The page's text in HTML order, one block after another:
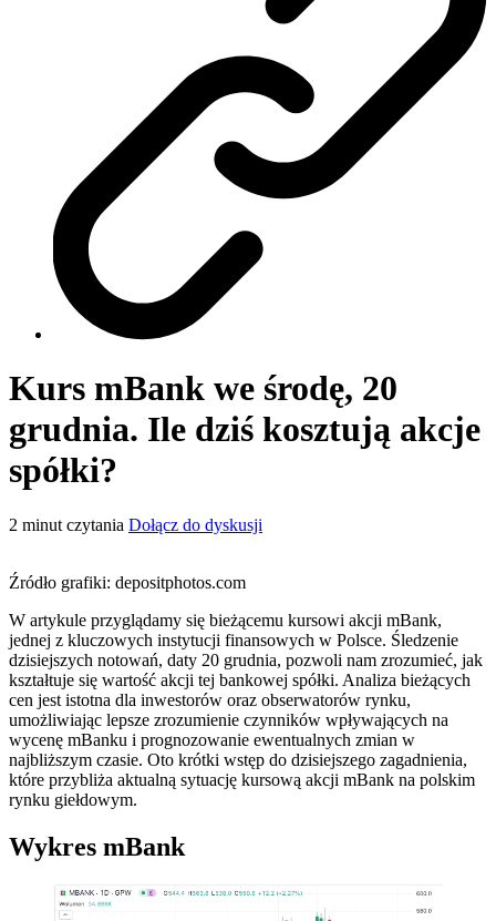
Kurs mBank we środę, 20
grudnia. Ile dziś kosztują akcje
spółki?
2 minut czytania Dołącz do dyskusji
Źródło grafiki: depositphotos.com
W artykule przyglądamy się bieżącemu kursowi akcji mBank,
jednej z kluczowych instytucji finansowych w Polsce. Śledzenie
dzisiejszych notowań, daty 20 grudnia, pozwoli nam zrozumieć, jak
kształtuje się wartość akcji tej bankowej spółki. Analiza bieżących
cen jest istotna dla inwestorów oraz obserwatorów rynku,
umożliwiając lepsze zrozumienie czynników wpływających na
wycenę mBanku i prognozowanie ewentualnych zmian w
najbliższym czasie. Oto krótki wstęp do dzisiejszego zagadnienia,
które przybliża aktualną sytuację kursową akcji mBank na polskim
rynku giełdowym.
Wykres mBank